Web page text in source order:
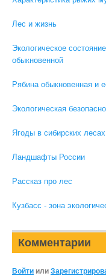
Лес и жизнь
Экологическое
обыкновенной
Рябина обыкновенная и
Экологическая
Ягоды в сибирских лесах
Ландшафты России
Рассказ про лес
Кузбасс - зона
Комментарии
Войти или